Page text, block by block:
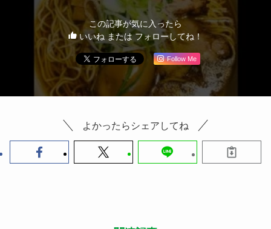
この記事が気に入ったら
いいね または フォローしてね！
Follow Me
よかったらシェアしてね